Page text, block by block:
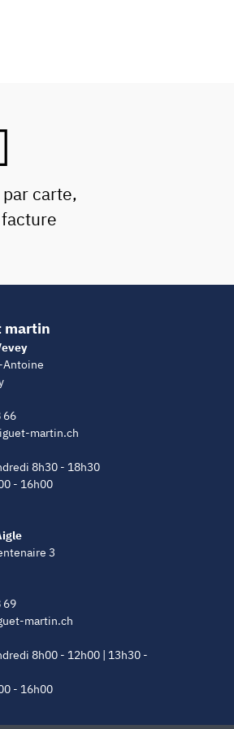
carte,
martin
Antoine
66
martin.ch
8h30 - 18h30
- 16h00
3
69
martin.ch
8h00 - 12h00 | 13h30 -
- 16h00